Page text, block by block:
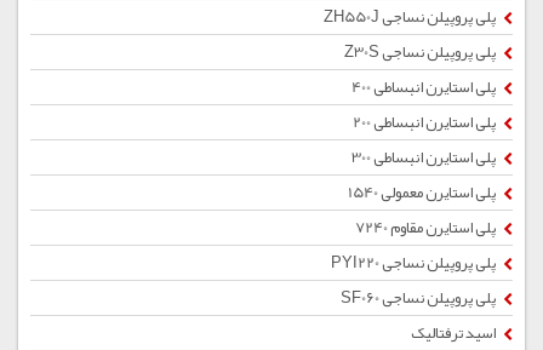
پلی پروپیلن نساجی ZH550J
پلی پروپیلن نساجی Z30S
پلی استایرن انبساطی 400
پلی استایرن انبساطی 200
پلی استایرن انبساطی 300
پلی استایرن معمولی 1540
پلی استایرن مقاوم 7240
پلی پروپیلن نساجی PYI220
پلی پروپیلن نساجی SF060
اسید ترفتالیک